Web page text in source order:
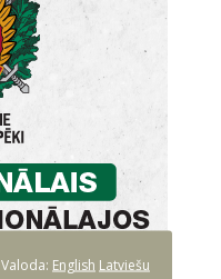
Valoda: English Latviešu